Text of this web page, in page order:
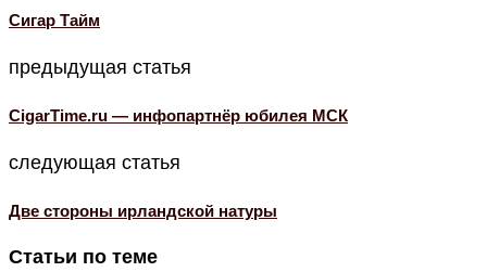
Cигар Тайм
предыдущая статья
CigarTime.ru — инфопартнёр юбилея МСК
следующая статья
Две стороны ирландской натуры
Статьи по теме